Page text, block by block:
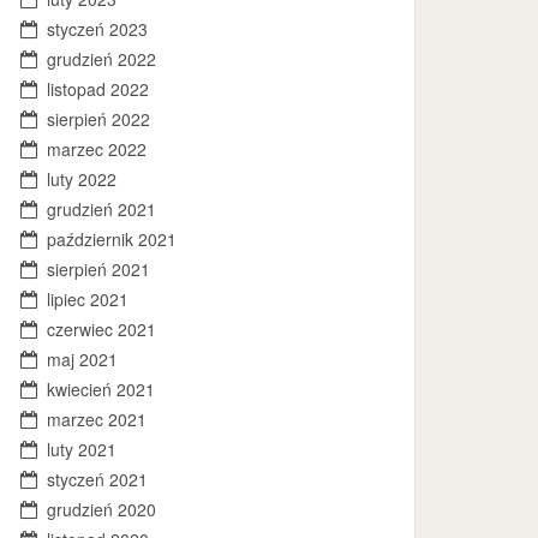
styczeń 2023
grudzień 2022
listopad 2022
sierpień 2022
marzec 2022
luty 2022
grudzień 2021
październik 2021
sierpień 2021
lipiec 2021
czerwiec 2021
maj 2021
kwiecień 2021
marzec 2021
luty 2021
styczeń 2021
grudzień 2020